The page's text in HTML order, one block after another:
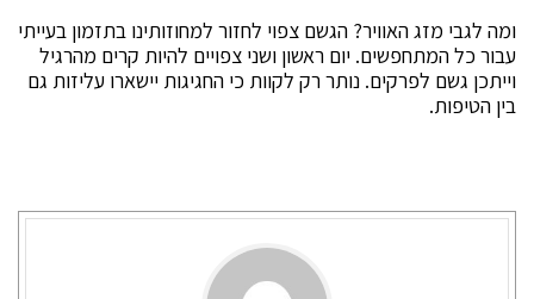
ומה לגבי מזג האוויר? הגשם צפוי לחזור למחוזותינו בתזמון בעייתי
עבור כל המתחפשים. יום ראשון ושני צפויים להיות קרים מהרגיל
וייתכן גשם לפרקים. נותר רק לקוות כי החגיגות יישארו עליזות גם
בין הטיפות.